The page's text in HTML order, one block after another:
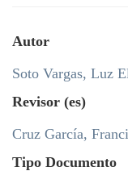
Autor
Soto Vargas, Luz
Revisor (es)
Cruz García,
Tipo Documento